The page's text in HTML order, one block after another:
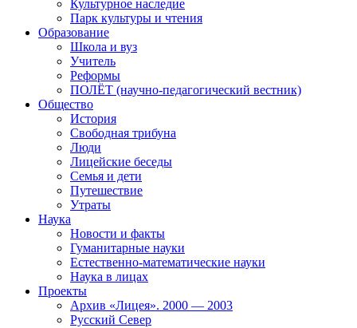
Культурное наследие
Парк культуры и чтения
Образование
Школа и вуз
Учитель
Реформы
ПОЛЁТ (научно-педагогический вестник)
Общество
История
Свободная трибуна
Люди
Лицейские беседы
Семья и дети
Путешествие
Утраты
Наука
Новости и факты
Гуманитарные науки
Естественно-математические науки
Наука в лицах
Проекты
Архив «Лицея». 2000 — 2003
Русский Север